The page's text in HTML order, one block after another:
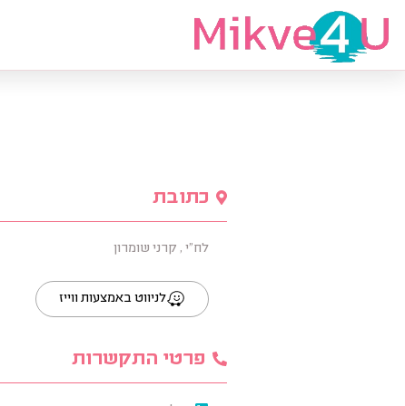
כתובת
לח"י , קרני שומרון
לניווט באמצעות ווייז
פרטי התקשרות